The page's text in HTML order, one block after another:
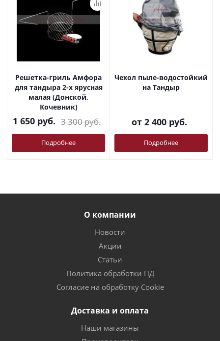
Решетка-гриль Амфора
для тандыра 2-х ярусная
малая (Донской,
Кочевник)
1 650руб. 3 300руб.
Подробнее
Чехол пыле-водостойкий
на Тандыр
от 2 400 руб.
Подробнее
О компании
Новости
Акции
Статьи
Политика обработки ПД
Согласие на обработку Cookie
Доставка и оплата
Наши магазины